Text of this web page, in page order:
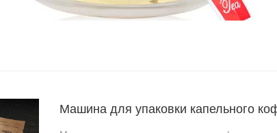
Машина для упаковки капельного